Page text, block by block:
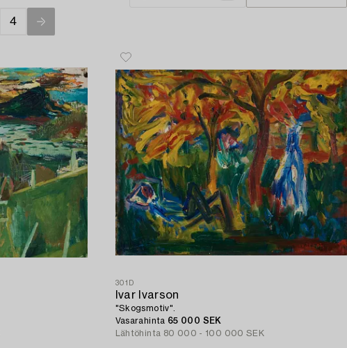
4
301D
Ivar Ivarson
"Skogsmotiv".
Vasarahinta 65 000 SEK
Lähtöhinta 80 000 - 100 000 SEK